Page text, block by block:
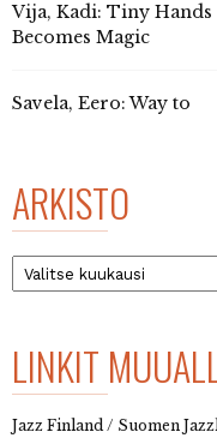
Vija, Kadi: Tiny
Becomes Magic
Savela, Eero: Way to
ARKISTO
Arkisto
LINKIT
Jazz Finland / Suomen